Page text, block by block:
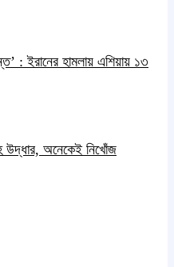
: ইরানের হামলায় এশিয়ায় ১৩
উদ্ধার, অনেকেই নিখোঁজ